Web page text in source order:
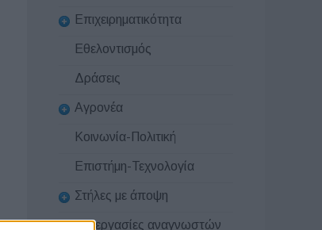
Επιχειρηματικότητα
Εθελοντισμός
Δράσεις
Αγρονέα
Κοινωνία-Πολιτική
Επιστήμη-Τεχνολογία
Στήλες με άποψη
Συνεργασίες αναγνωστών